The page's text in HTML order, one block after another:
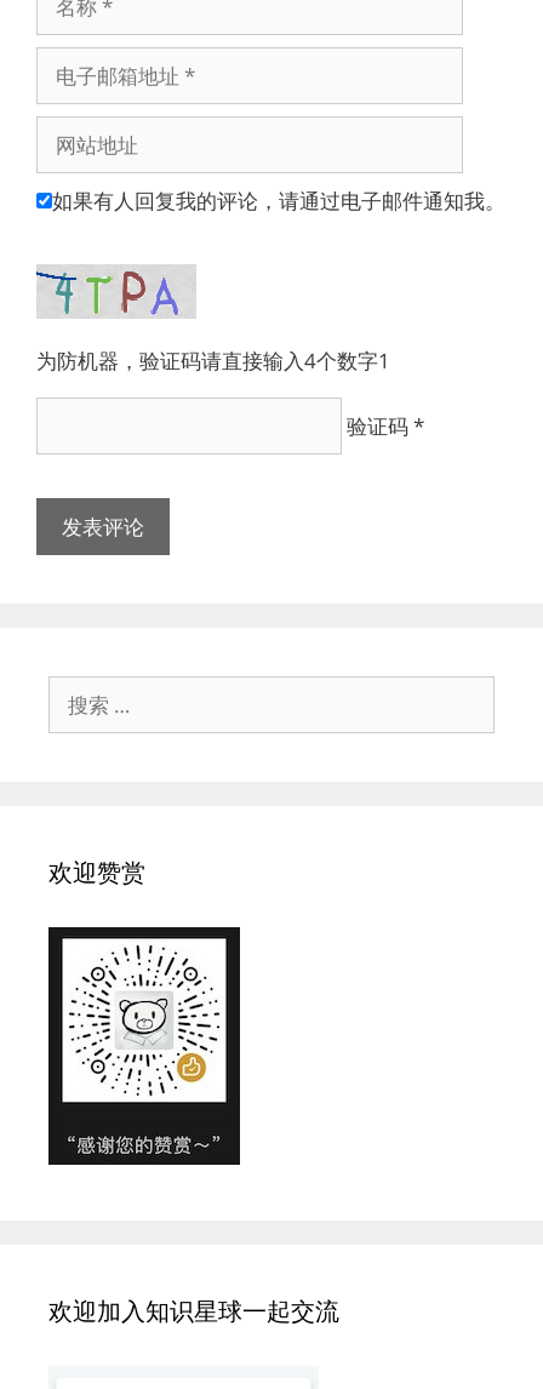
邮
地
址
地
址
如果有人回复我的评论，请通过电子邮件通知我。
为防机器，验证码请直接输入4个数字1
验证码*
索：
欢迎赞赏
欢迎加入知识星球一起交流